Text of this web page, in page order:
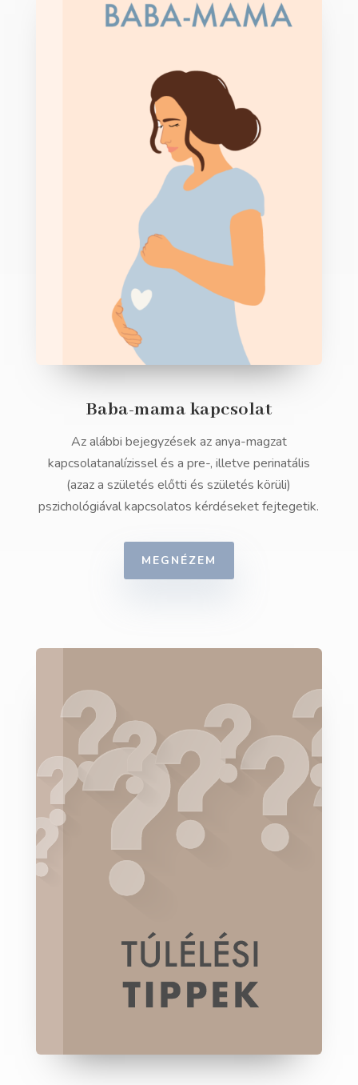
Baba-mama kapcsolat
Az alábbi bejegyzések az anya-magzat
kapcsolatanalízissel és a pre-, illetve perinatális
(azaz a születés előtti és születés körüli)
pszichológiával kapcsolatos kérdéseket fejtegetik.
MEGNÉZEM